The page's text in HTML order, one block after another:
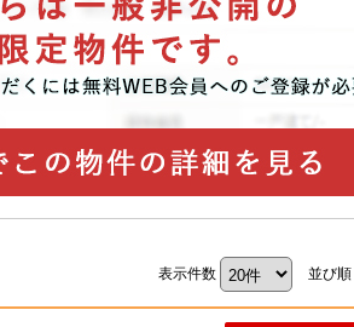
表示件数 並び順